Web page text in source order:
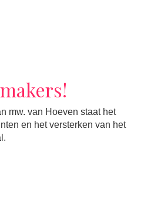
mw. van Hoeven staat het
en het versterken van het